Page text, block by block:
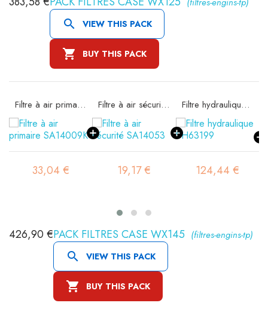
 VIEW THIS PACK
 BUY THIS PACK
Filtre à air primaire SA14009K
33,04 €
Filtre à air sécurité SA14053
19,17 €
Filtre hydraulique SH63199
124,44 €
PACK FILTRES CASE WX145 (filtres-engins-tp)
 VIEW THIS PACK
 BUY THIS PACK
426,90 €